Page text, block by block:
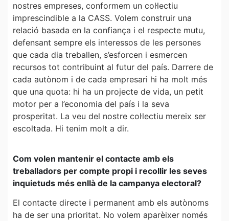
nostres empreses, conformem un col·lectiu
imprescindible a la CASS. Volem construir una
relació basada en la confiança i el respecte mutu,
defensant sempre els interessos de les persones
que cada dia treballen, s’esforcen i esmercen
recursos tot contribuint al futur del país. Darrere de
cada autònom i de cada empresari hi ha molt més
que una quota: hi ha un projecte de vida, un petit
motor per a l’economia del país i la seva
prosperitat. La veu del nostre col·lectiu mereix ser
escoltada. Hi tenim molt a dir.
Com volen mantenir el contacte amb els
treballadors per compte propi i recollir les seves
inquietuds més enllà de la campanya electoral?
El contacte directe i permanent amb els autònoms
ha de ser una prioritat. No volem aparèixer només